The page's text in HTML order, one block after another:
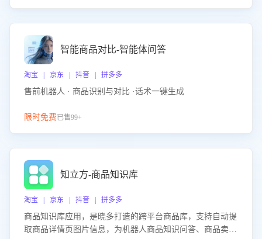
智能商品对比-智能体问答
淘宝 | 京东 | 抖音 | 拼多多
售前机器人 · 商品识别与对比 ·话术一键生成
限时免费已售99+
知立方-商品知识库
淘宝 | 京东 | 抖音 | 拼多多
商品知识库应用，是晓多打造的跨平台商品库，支持自动提
取商品详情页图片信息，为机器人商品知识问答、商品卖点